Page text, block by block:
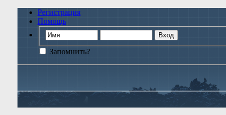
Регистрация
Помощь
Запомнить?